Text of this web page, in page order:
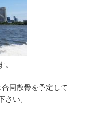
。
同散骨を予定して
さい。